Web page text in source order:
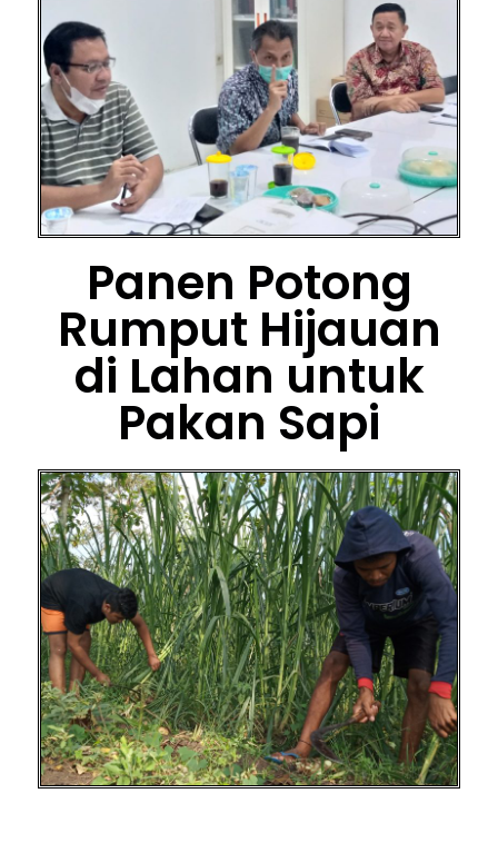
Panen Potong
Rumput Hijauan
di Lahan untuk
Pakan Sapi